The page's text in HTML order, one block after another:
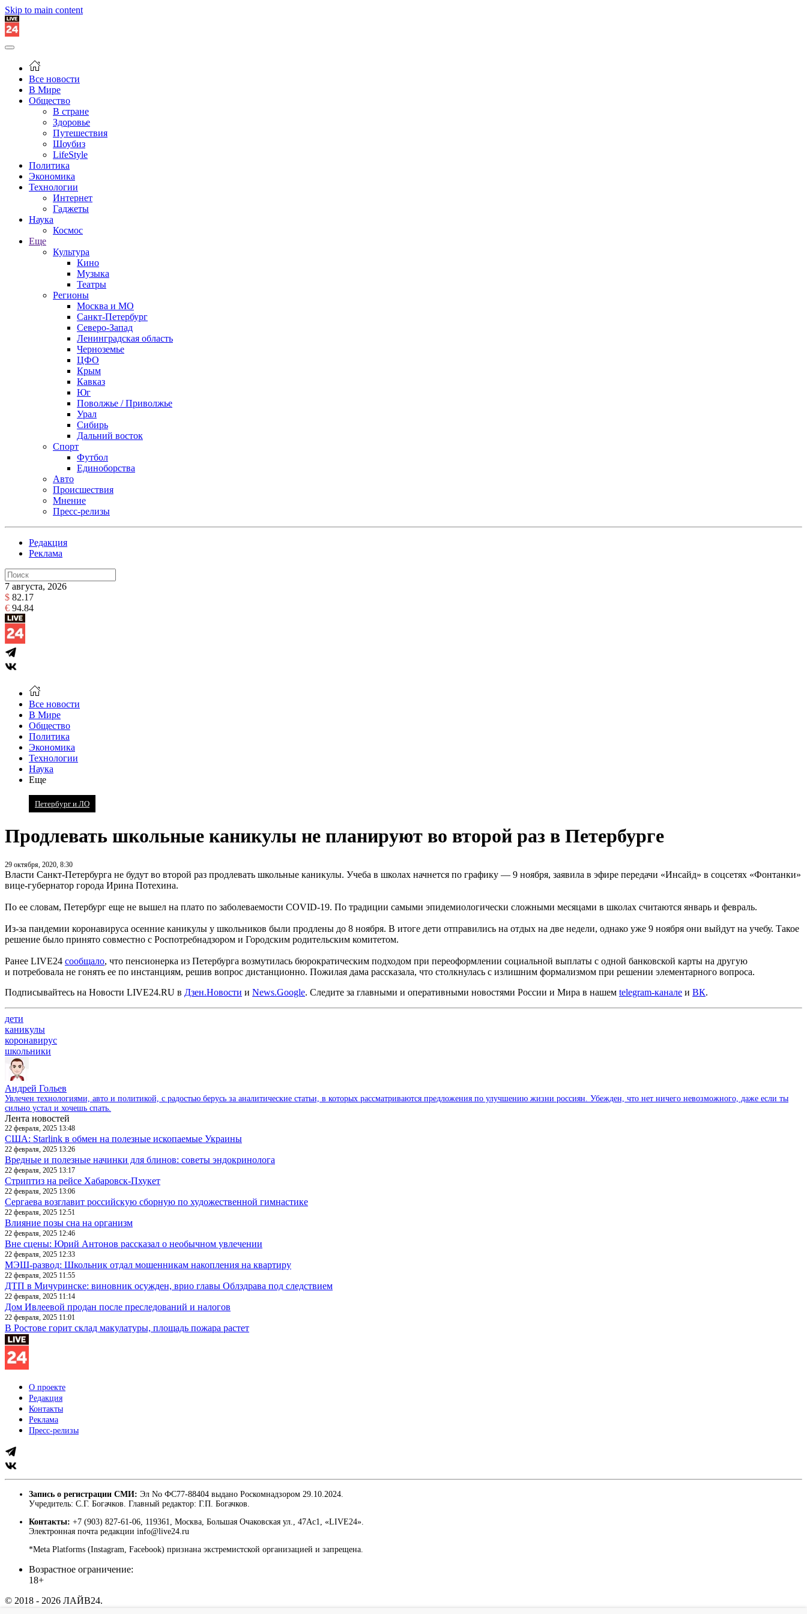
Skip to main content
Все новости
В Мире
Общество
В стране
Здоровье
Путешествия
Шоубиз
LifeStyle
Политика
Экономика
Технологии
Интернет
Гаджеты
Наука
Космос
Еще
Культура
Кино
Музыка
Театры
Регионы
Москва и МО
Санкт-Петербург
Северо-Запад
Ленинградская область
Черноземье
ЦФО
Крым
Кавказ
Юг
Поволжье / Приволжье
Урал
Сибирь
Дальний восток
Спорт
Футбол
Единоборства
Авто
Происшествия
Мнение
Пресс-релизы
Редакция
Реклама
7 августа, 2026
$ 82.17
€ 94.84
Все новости
В Мире
Общество
Политика
Экономика
Технологии
Наука
Еще
Петербург и ЛО
Продлевать школьные каникулы не планируют во второй раз в Петербурге
29 октября, 2020, 8:30
Власти Санкт-Петербурга не будут во второй раз продлевать школьные каникулы. Учеба в школах начнется по графику — 9 ноября, заявила в эфире передачи «Инсайд» в соцсетях «Фонтанки»
вице-губернатор города Ирина Потехина.
По ее словам, Петербург еще не вышел на плато по заболеваемости COVID-19. По традиции самыми эпидемиологически сложными месяцами в школах считаются январь и февраль.
Из-за пандемии коронавируса осенние каникулы у школьников были продлены до 8 ноября. В итоге дети отправились на отдых на две недели, однако уже 9 ноября они выйдут на учебу. Такое
решение было принято совместно с Роспотребнадзором и Городским родительским комитетом.
Ранее LIVE24 сообщало, что пенсионерка из Петербурга возмутилась бюрократическим подходом при переоформлении социальной выплаты с одной банковской карты на другую
и потребовала не гонять ее по инстанциям, решив вопрос дистанционно. Пожилая дама рассказала, что столкнулась с излишним формализмом при решении элементарного вопроса.
Подписывайтесь на Новости LIVE24.RU в Дзен.Новости и News.Google. Следите за главными и оперативными новостями России и Мира в нашем telegram-канале и ВК.
дети
каникулы
коронавирус
школьники
Андрей Гольев
Увлечен технологиями, авто и политикой, с радостью берусь за аналитические статьи, в которых рассматриваются предложения по улучшению жизни россиян. Убежден, что нет ничего невозможного, даже если ты
сильно устал и хочешь спать.
Лента новостей
22 февраля, 2025 13:48
США: Starlink в обмен на полезные ископаемые Украины
22 февраля, 2025 13:26
Вредные и полезные начинки для блинов: советы эндокринолога
22 февраля, 2025 13:17
Стриптиз на рейсе Хабаровск-Пхукет
22 февраля, 2025 13:06
Сергаева возглавит российскую сборную по художественной гимнастике
22 февраля, 2025 12:51
Влияние позы сна на организм
22 февраля, 2025 12:46
Вне сцены: Юрий Антонов рассказал о необычном увлечении
22 февраля, 2025 12:33
МЭШ-развод: Школьник отдал мошенникам накопления на квартиру
22 февраля, 2025 11:55
ДТП в Мичуринске: виновник осужден, врио главы Облздрава под следствием
22 февраля, 2025 11:14
Дом Ивлеевой продан после преследований и налогов
22 февраля, 2025 11:01
В Ростове горит склад макулатуры, площадь пожара растет
О проекте
Редакция
Контакты
Реклама
Пресс-релизы
Запись о регистрации СМИ: Эл No ФС77-88404 выдано Роскомнадзором 29.10.2024.
Учредитель: С.Г. Богачков. Главный редактор: Г.П. Богачков.
Контакты: +7 (903) 827-61-06, 119361, Москва, Большая Очаковская ул., 47Ас1, «LIVE24».
Электронная почта редакции info@live24.ru
*Meta Platforms (Instagram, Facebook) признана экстремистской организацией и запрещена.
Возрастное ограничение:
18+
© 2018 - 2026 ЛАЙВ24.